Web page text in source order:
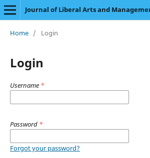
Home / Login
Login
Username *
Password *
Forgot your password?